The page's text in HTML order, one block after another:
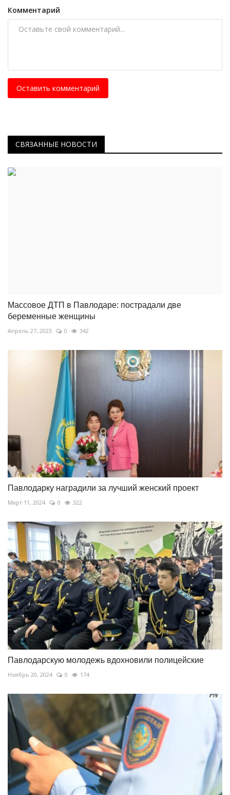
Комментарий
Оставить комментарий
СВЯЗАННЫЕ НОВОСТИ
Массовое ДТП в Павлодаре: пострадали две
беременные женщины
Апрель 27, 2023 0 342
Павлодарку наградили за лучший женский проект
Март 11, 2024 0 322
Павлодарскую молодежь вдохновили полицейские
Ноябрь 20, 2024 0 174